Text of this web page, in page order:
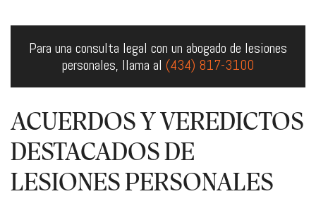
Para una consulta legal con un abogado de lesiones
personales, llama al (434) 817-3100
ACUERDOS Y VEREDICTOS
DESTACADOS DE
LESIONES PERSONALES